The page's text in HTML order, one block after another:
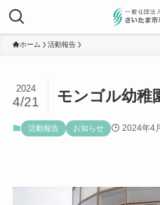
ホーム 活動報告
モンゴル幼稚
2024
4/21
活動報告 お知らせ 2024年4